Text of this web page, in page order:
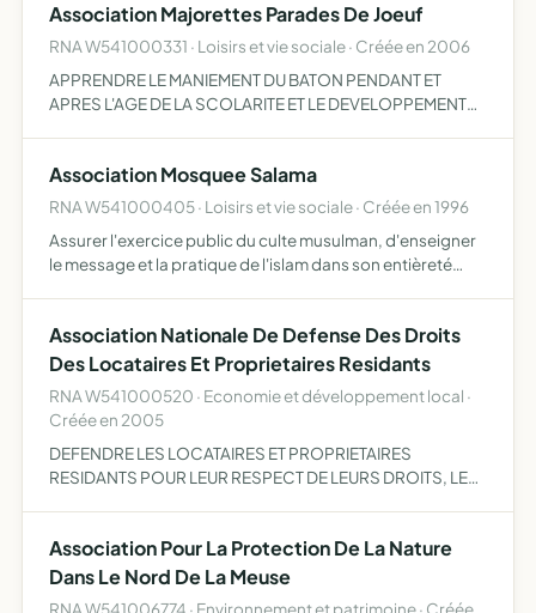
Association Majorettes Parades De Joeuf
RNA W541000331 · Loisirs et vie sociale · Créée en 2006
APPRENDRE LE MANIEMENT DU BATON PENDANT ET
APRES L'AGE DE LA SCOLARITE ET LE DEVELOPPEMENT
Association Mosquee Salama
RNA W541000405 · Loisirs et vie sociale · Créée en 1996
Assurer l'exercice public du culte musulman, d'enseigner
le message et la pratique de l'islam dans son entièreté
Association Nationale De Defense Des Droits
Des Locataires Et Proprietaires Residants
RNA W541000520 · Economie et développement local ·
Créée en 2005
DEFENDRE LES LOCATAIRES ET PROPRIETAIRES
RESIDANTS POUR LEUR RESPECT DE LEURS DROITS, LES
DEFENDRE LES LOCATAIRES ET PROPRIETAIRES R…
Association Pour La Protection De La Nature
Dans Le Nord De La Meuse
RNA W541006774 · Environnement et patrimoine · Créée